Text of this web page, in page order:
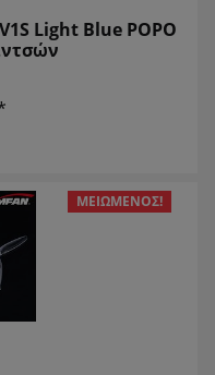
Light Blue POPO
ΜΕΙΩΜΈΝΟΣ!